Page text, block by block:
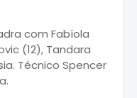
com Fabíola
(12), Tandara
Técnico Spencer